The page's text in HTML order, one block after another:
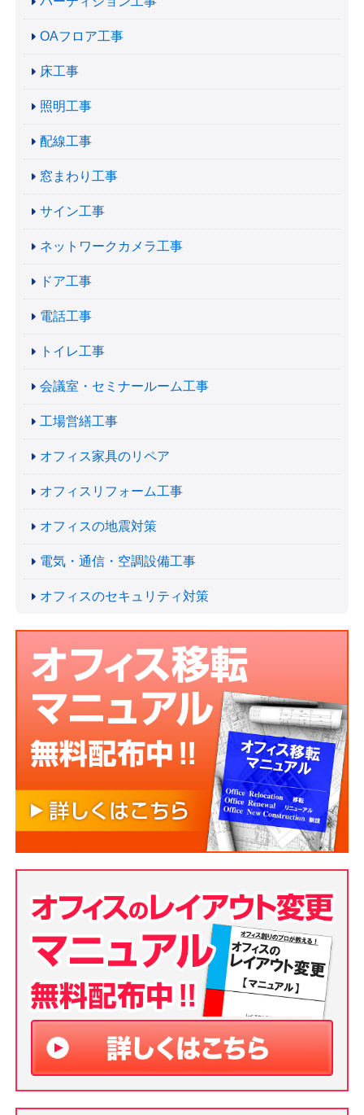
OAフロア工事
床工事
照明工事
配線工事
窓まわり工事
サイン工事
ネットワークカメラ工事
ドア工事
電話工事
トイレ工事
会議室・セミナールーム工事
工場営繕工事
オフィス家具のリペア
オフィスリフォーム工事
オフィスの地震対策
電気・通信・空調設備工事
オフィスのセキュリティ対策